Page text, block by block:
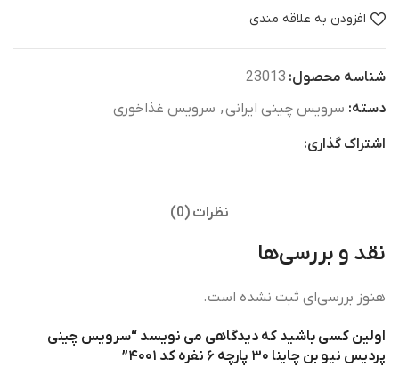
افزودن به علاقه مندی
شناسه محصول: 23013
دسته: سرویس چینی ایرانی, سرویس غذاخوری
اشتراک گذاری:
نظرات (0)
نقد و بررسی‌ها
هنوز بررسی‌ای ثبت نشده است.
اولین کسی باشید که دیدگاهی می نویسد “سرویس چینی
پردیس نیو بن چاینا ۳۰ پارچه ۶ نفره کد ۴۰۰۱”